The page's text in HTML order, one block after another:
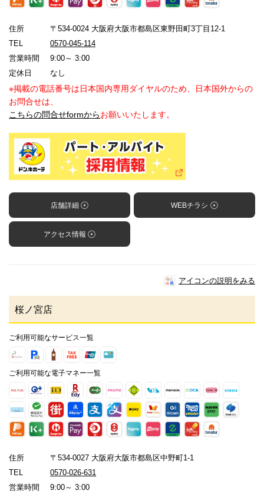
住所
〒534-0024 大阪府大阪市都島区東野田町3丁目12-1
TEL
0570-045-114
営業時間
9:00～ 3:00
定休日
なし
※掲載の電話番号は日本国内専用ダイヤルのため、日本国外からの
お問合せは、
こちらの問合せformからお願いいたします。
店舗詳細 WEBチラシ
アクセス情報
アイコンの説明をみる
桜ノ宮店
ご利用可能なサービス一覧
ご利用可能な電子マネー一覧
住所
〒534-0027 大阪府大阪市都島区中野町1-1
TEL
0570-026-631
営業時間
9:00～ 3:00